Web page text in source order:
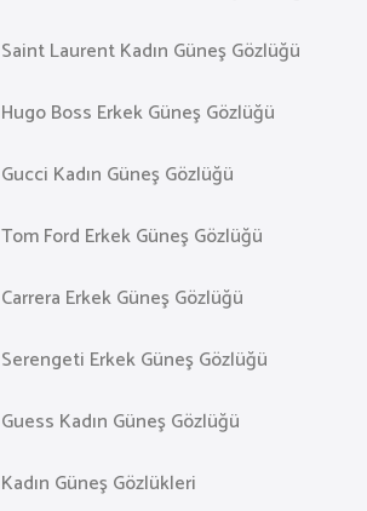
Saint Laurent Kadın Güneş Gözlüğü
Hugo Boss Erkek Güneş Gözlüğü
Gucci Kadın Güneş Gözlüğü
Tom Ford Erkek Güneş Gözlüğü
Carrera Erkek Güneş Gözlüğü
Serengeti Erkek Güneş Gözlüğü
Guess Kadın Güneş Gözlüğü
Kadın Güneş Gözlükleri